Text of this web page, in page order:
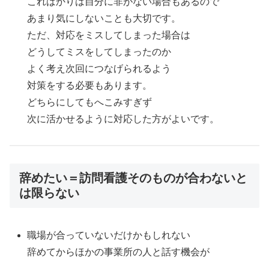
あまり気にしないことも大切です。
ただ、対応をミスしてしまった場合は
どうしてミスをしてしまったのか
よく考え次回につなげられるよう
対策をする必要もあります。
どちらにしてもへこみすぎず
次に活かせるように対応した方がよいです。
辞めたい＝訪問看護そのものが合わないと
は限らない
職場が合っていないだけかもしれない
辞めてからほかの事業所の人と話す機会が